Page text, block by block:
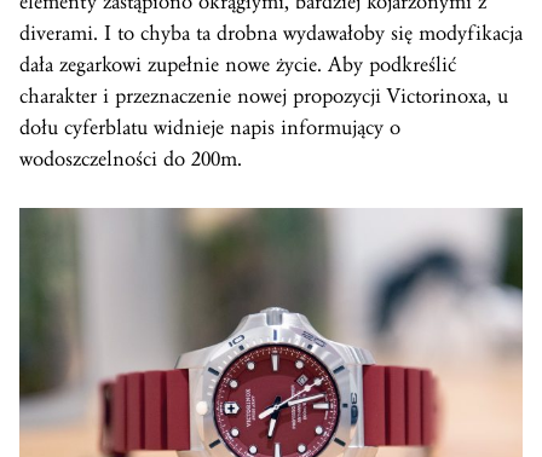
diverami. I to chyba ta drobna wydawałoby się modyfikacja
dała zegarkowi zupełnie nowe życie. Aby podkreślić
charakter i przeznaczenie nowej propozycji Victorinoxa, u
dołu cyferblatu widnieje napis informujący o
wodoszczelności do 200m.